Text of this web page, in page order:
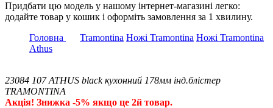
Придбати цю модель у нашому інтернет-магазині легко:
додайте товар у кошик і оформіть замовлення за 1 хвилину.
Головна
Tramontina Ножі Tramontina Ножі Tramontina
Athus
23084 107 ATHUS black кухонний 178мм інд.блістер
TRAMONTINA
Акція! Знижка -5% якщо це 2й товар.